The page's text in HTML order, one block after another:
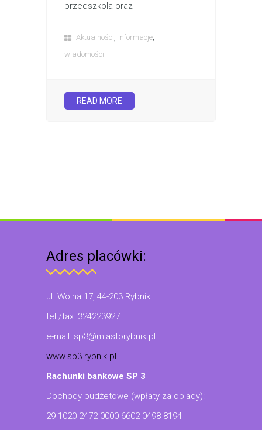
przedszkola oraz
Aktualności, Informacje,
wiadomości
READ MORE
Adres placówki:
ul. Wolna 17, 44-203 Rybnik
tel./fax: 324223927
e-mail: sp3@miastorybnik.pl
www.sp3.rybnik.pl
Rachunki bankowe SP 3
Dochody budżetowe (wpłaty za obiady):
29 1020 2472 0000 6602 0498 8194